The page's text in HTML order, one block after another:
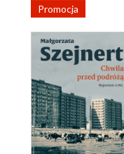
Promocja